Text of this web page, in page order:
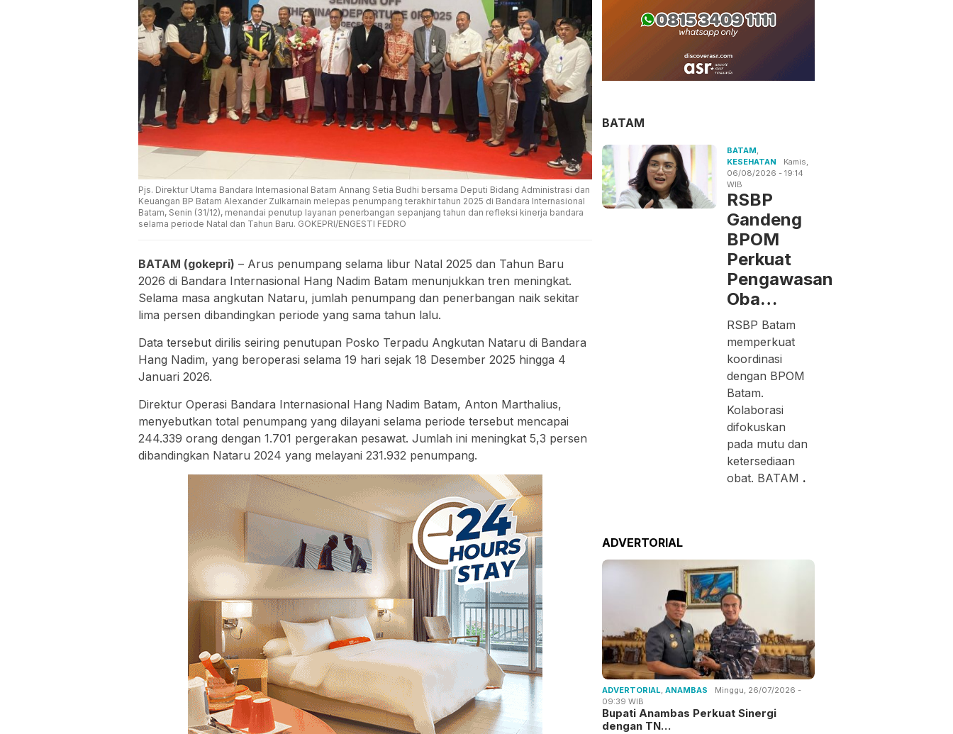
Pjs. Direktur Utama Bandara Internasional Batam Annang Setia Budhi bersama Deputi Bidang Administrasi dan
Keuangan BP Batam Alexander Zulkarnain melepas penumpang terakhir tahun 2025 di Bandara Internasional
Batam, Senin (31/12), menandai penutup layanan penerbangan sepanjang tahun dan refleksi kinerja bandara
selama periode Natal dan Tahun Baru. GOKEPRI/ENGESTI FEDRO
BATAM (gokepri) – Arus penumpang selama libur Natal 2025 dan Tahun Baru
2026 di Bandara Internasional Hang Nadim Batam menunjukkan tren meningkat.
Selama masa angkutan Nataru, jumlah penumpang dan penerbangan naik sekitar
lima persen dibandingkan periode yang sama tahun lalu.
Data tersebut dirilis seiring penutupan Posko Terpadu Angkutan Nataru di Bandara
Hang Nadim, yang beroperasi selama 19 hari sejak 18 Desember 2025 hingga 4
Januari 2026.
Direktur Operasi Bandara Internasional Hang Nadim Batam, Anton Marthalius,
menyebutkan total penumpang yang dilayani selama periode tersebut mencapai
244.339 orang dengan 1.701 pergerakan pesawat. Jumlah ini meningkat 5,3 persen
dibandingkan Nataru 2024 yang melayani 231.932 penumpang.
BATAM
BATAM
KESEHATAN
Kamis,
06/08/2026 - 19:14
WIB
RSBP
Gandeng
BPOM
Perkuat
Pengawasan
Oba…
RSBP Batam
memperkuat
koordinasi
dengan BPOM
Batam.
Kolaborasi
difokuskan
pada mutu dan
ketersediaan
obat. BATAM .
ADVERTORIAL
ADVERTORIAL,ANAMBAS
Minggu, 26/07/2026 -
09:39 WIB
Bupati Anambas Perkuat Sinergi
dengan TN…